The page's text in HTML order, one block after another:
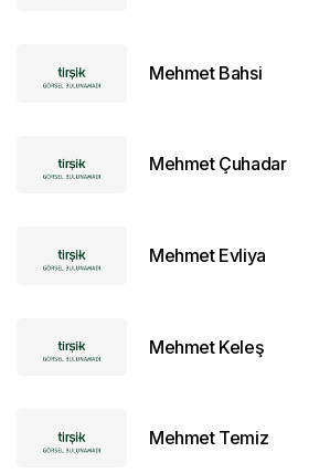
Mehmet Bahsi
Mehmet Çuhadar
Mehmet Evliya
Mehmet Keleş
Mehmet Temiz